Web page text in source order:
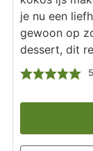
je nu een
gewoon op
dessert, dit
5